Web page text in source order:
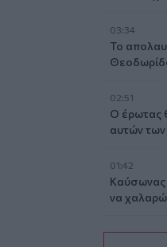
03:34
Το
02:51
Ο έρωτας
αυτών
01:42
Καύσωνας
να
00:31